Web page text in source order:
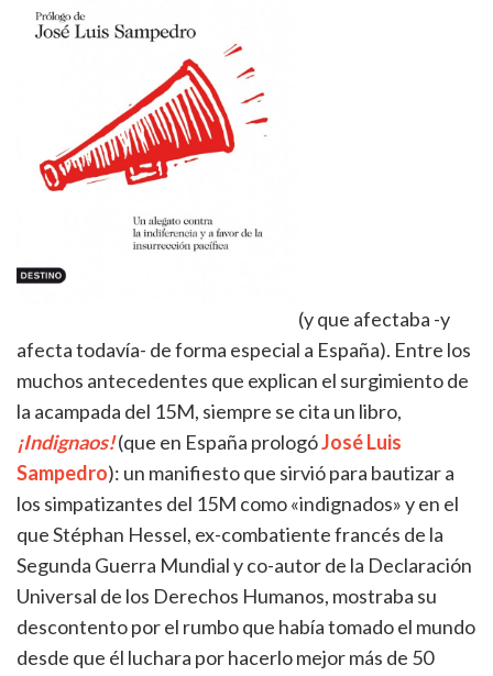
(y que afectaba -y
afecta todavía- de forma especial a España). Entre los
muchos antecedentes que explican el surgimiento de
la acampada del 15M, siempre se cita un libro,
¡Indignaos!(que en España prologóJosé Luis
Sampedro): un manifiesto que sirvió para bautizar a
los simpatizantes del 15M como «indignados» y en el
que Stéphan Hessel, ex-combatiente francés de la
Segunda Guerra Mundial y co-autor de la Declaración
Universal de los Derechos Humanos, mostraba su
descontento por el rumbo que había tomado el mundo
desde que él luchara por hacerlo mejor más de 50